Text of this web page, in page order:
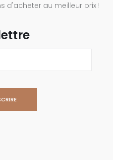
d'acheter au meilleur prix !